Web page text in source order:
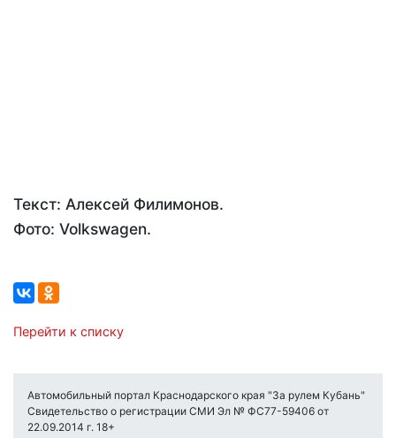
Текст: Алексей Филимонов.
Фото: Volkswagen.
Перейти к списку
Автомобильный портал Краснодарского края "За рулем Кубань"
Свидетельство о регистрации СМИ Эл № ФС77-59406 от
22.09.2014 г. 18+